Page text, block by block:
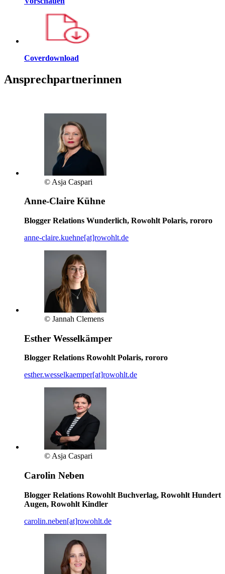
Coverdownload
Ansprechpartnerinnen
© Asja Caspari
Anne-Claire Kühne
Blogger Relations Wunderlich, Rowohlt Polaris, rororo
anne-claire.kuehne[at]rowohlt.de
© Jannah Clemens
Esther Wesselkämper
Blogger Relations Rowohlt Polaris, rororo
esther.wesselkaemper[at]rowohlt.de
© Asja Caspari
Carolin Neben
Blogger Relations Rowohlt Buchverlag, Rowohlt Hundert
Augen, Rowohlt Kindler
carolin.neben[at]rowohlt.de